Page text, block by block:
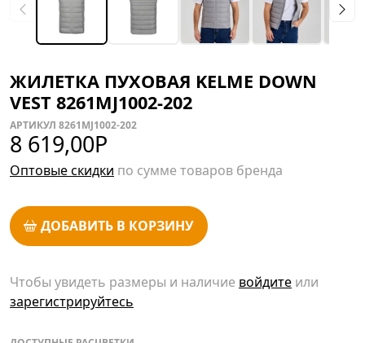
ЖИЛЕТКА ПУХОВАЯ KELME DOWN
VEST 8261MJ1002-202
АРТИКУЛ 8261MJ1002-202
8 619,00Р
Оптовые скидки по сумме товаров бренда
ДОБАВИТЬ В КОРЗИНУ
Чтобы увидеть размеры и наличие войдите или
зарегистрируйтесь